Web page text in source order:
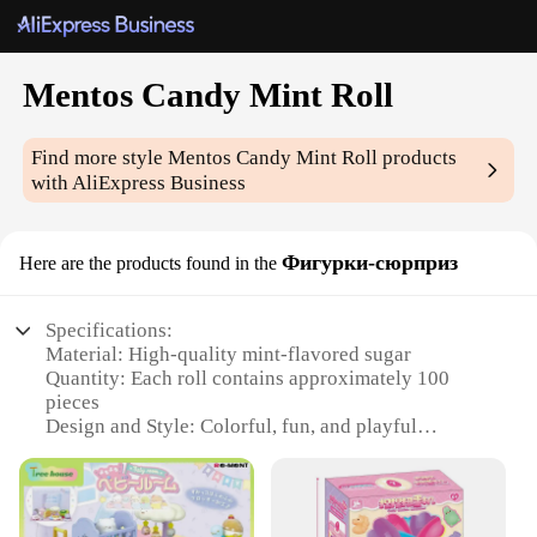
Mentos Candy Mint Roll
Find more styleMentos Candy Mint Roll products
with AliExpress Business
Here are the products found in the Фигурки-сюрприз
Specifications:
Material: High-quality mint-flavored sugar
Quantity: Each roll contains approximately 100
pieces
Design and Style: Colorful, fun, and playful
Usage and Purpose: Perfect for sharing with friends
and family, adding a touch of whimsy to parties and
events